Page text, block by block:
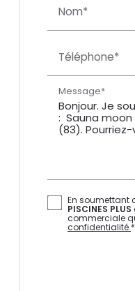
Nom*
Téléphone*
Message*
En soumettant
PISCINES PLUS
commerciale
confidentialité.*